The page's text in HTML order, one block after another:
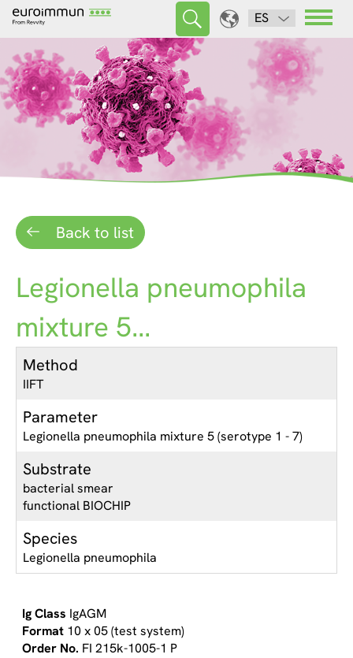
ES
Back to list
Legionella pneumophila
mixture 5...
Method
IIFT
Parameter
Legionella pneumophila mixture 5 (serotype 1 - 7)
Substrate
bacterial smear
functional BIOCHIP
Species
Legionella pneumophila
IgAGM
10 x 05 (test system)
FI 215k-1005-1 P